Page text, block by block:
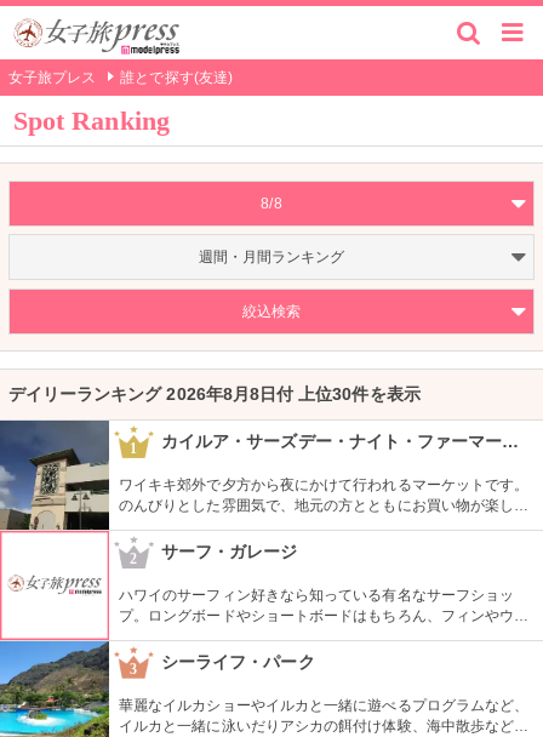
女子旅プレス 誰とで探す(友達)
Spot Ranking
8/8
週間・月間ランキング
絞込検索
デイリーランキング 2026年8月8日付 上位30件を表示
1 カイルア・サーズデー・ナイト・ファーマーズ・マーケット
ワイキキ郊外で夕方から夜にかけて行われるマーケットです。
のんびりとした雰囲気で、地元の方とともにお買い物が楽しめ
ます。オーガニック野菜やフルーツ、焼きたてのパンなど、ハ
ワイ産のおいしいグルメが勢ぞろい。ちょうど、早めのディナ
ーに利用できそうですね。
2 サーフ・ガレージ
ハワイのサーフィン好きなら知っている有名なサーフショッ
プ。ロングボードやショートボードはもちろん、フィンやウェ
ットスーツまでなんでも相談できる専門店。 ボードのレンタル
や保管も行っています。
3 シーライフ・パーク
華麗なイルカショーやイルカと一緒に遊べるプログラムなど、
イルカと一緒に泳いだりアシカの餌付け体験、海中散歩など、